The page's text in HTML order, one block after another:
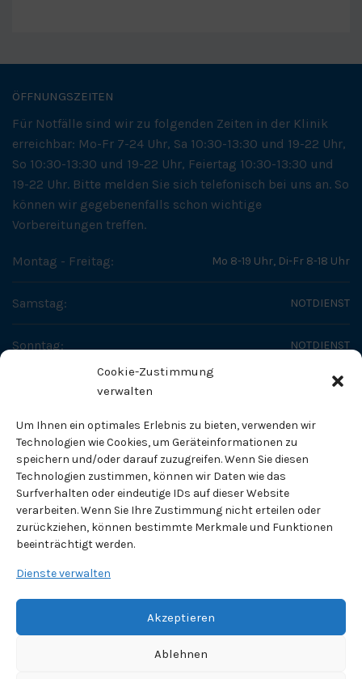
Cookie-Zustimmung
verwalten
Um Ihnen ein optimales Erlebnis zu bieten, verwenden wir
Technologien wie Cookies, um Geräteinformationen zu
speichern und/oder darauf zuzugreifen. Wenn Sie diesen
Technologien zustimmen, können wir Daten wie das
Surfverhalten oder eindeutige IDs auf dieser Website
verarbeiten. Wenn Sie Ihre Zustimmung nicht erteilen oder
zurückziehen, können bestimmte Merkmale und Funktionen
beeinträchtigt werden.
Dienste verwalten
Akzeptieren
Ablehnen
ÖFFNUNGSZEITEN
Für Notfälle sind wir zu folgenden Zeiten in der Klinik
erreichbar: Mo-Fr 7-24 Uhr, Sa 10:30-13:30 und 19-22 Uhr,
So 10:30-13:30 und 19-22 Uhr, Feiertag 10:30-13:30 und
19-22 Uhr. Bitte melden Sie sich telefonisch bei uns an. So
können wir gegebenenfalls schon wichtige
Vorbereitungen treffen.
Montag - Freitag: Mo 8-19 Uhr, Di-Fr 8-18 Uhr
Samstag: NOTDIENST
Sonntag: NOTDIENST
SO ERREICHEN SIE UNS
Fachtierarzt für Kleintiere
Pippelweg 71
38118 Braunschweig
Telefon: 0531 / 820 83
E-Mail Adresse:info@tierklinik-tholen.de